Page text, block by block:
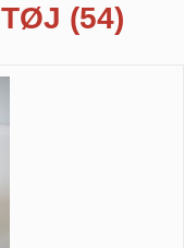
(54)